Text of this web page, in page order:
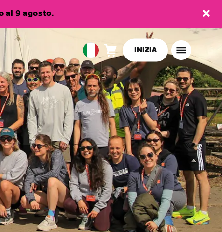
al 9 agosto.
European
Union
Italiano
Carrello0
articoli
INIZIA